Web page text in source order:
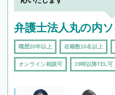
弁護士法人丸の内
職歴20年以上 在籍数10名以上
オンライン相談可 19時以降TEL可